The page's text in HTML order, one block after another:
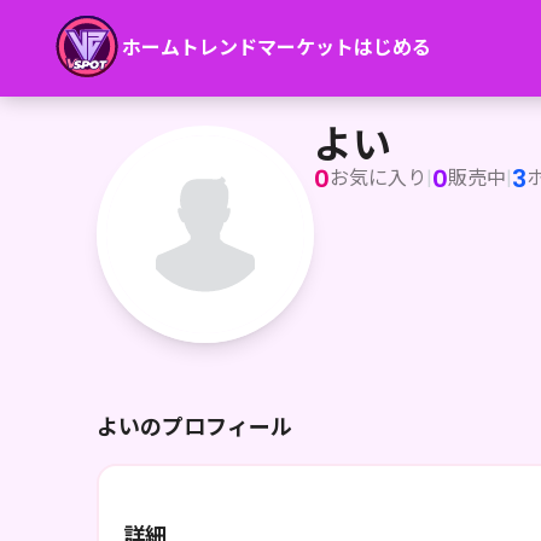
ホーム トレンドマーケットはじめる
よい
よい
0お気に入り |0販売中|3
よいのプロフィール